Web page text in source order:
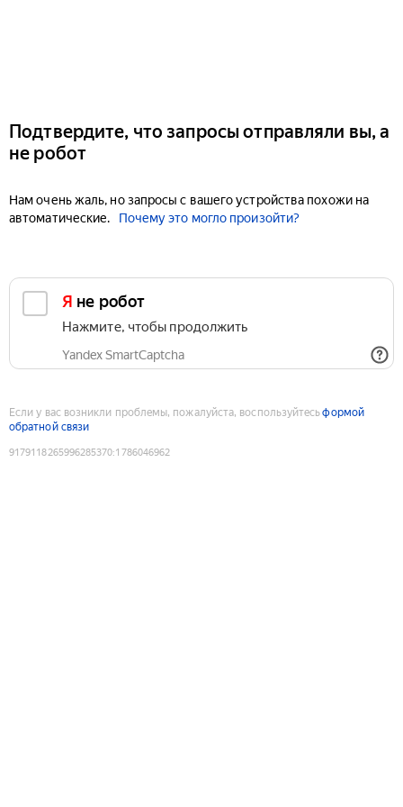
Подтвердите, что запросы отправляли вы, а
не робот
Нам очень жаль, но запросы с вашего устройства похожи на
автоматические.
Почему это могло произойти?
Я не робот
Нажмите, чтобы продолжить
Yandex SmartCaptcha
Если у вас возникли проблемы, пожалуйста, воспользуйтесьформой
обратной связи
9179118265996285370:1786046962